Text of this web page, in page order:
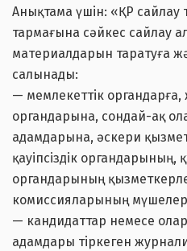
Анықтама үшін: «ҚР
тармағына сәйкес сайлау
материалдарын таратуға
салынады:
— мемлекеттік органдарға,
органдарына, сондай-ақ
адамдарына, әскери
қауіпсіздік органдарының,
органдарының
комиссияларының
— кандидаттар немесе
адамдары тіркеген